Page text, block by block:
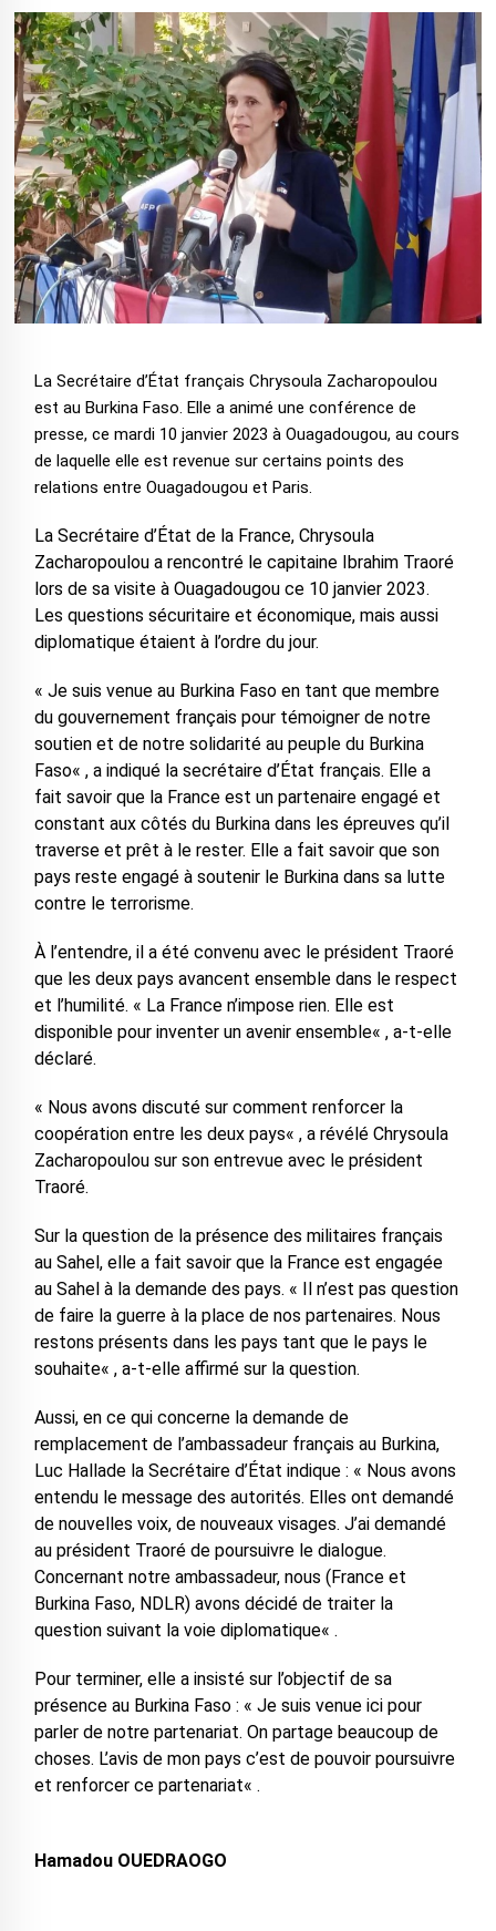
La Secrétaire d’État français Chrysoula Zacharopoulou
est au Burkina Faso. Elle a animé une conférence de
presse, ce mardi 10 janvier 2023 à Ouagadougou, au cours
de laquelle elle est revenue sur certains points des
relations entre Ouagadougou et Paris.
La Secrétaire d’État de la France, Chrysoula
Zacharopoulou a rencontré le capitaine Ibrahim Traoré
lors de sa visite à Ouagadougou ce 10 janvier 2023.
Les questions sécuritaire et économique, mais aussi
diplomatique étaient à l’ordre du jour.
« Je suis venue au Burkina Faso en tant que membre
du gouvernement français pour témoigner de notre
soutien et de notre solidarité au peuple du Burkina
Faso« , a indiqué la secrétaire d’État français. Elle a
fait savoir que la France est un partenaire engagé et
constant aux côtés du Burkina dans les épreuves qu’il
traverse et prêt à le rester. Elle a fait savoir que son
pays reste engagé à soutenir le Burkina dans sa lutte
contre le terrorisme.
À l’entendre, il a été convenu avec le président Traoré
que les deux pays avancent ensemble dans le respect
et l’humilité. « La France n’impose rien. Elle est
disponible pour inventer un avenir ensemble« , a-t-elle
déclaré.
« Nous avons discuté sur comment renforcer la
coopération entre les deux pays« , a révélé Chrysoula
Zacharopoulou sur son entrevue avec le président
Traoré.
Sur la question de la présence des militaires français
au Sahel, elle a fait savoir que la France est engagée
au Sahel à la demande des pays. « Il n’est pas question
de faire la guerre à la place de nos partenaires. Nous
restons présents dans les pays tant que le pays le
souhaite« , a-t-elle affirmé sur la question.
Aussi, en ce qui concerne la demande de
remplacement de l’ambassadeur français au Burkina,
Luc Hallade la Secrétaire d’État indique : « Nous avons
entendu le message des autorités. Elles ont demandé
de nouvelles voix, de nouveaux visages. J’ai demandé
au président Traoré de poursuivre le dialogue.
Concernant notre ambassadeur, nous (France et
Burkina Faso, NDLR) avons décidé de traiter la
question suivant la voie diplomatique« .
Pour terminer, elle a insisté sur l’objectif de sa
présence au Burkina Faso : « Je suis venue ici pour
parler de notre partenariat. On partage beaucoup de
choses. L’avis de mon pays c’est de pouvoir poursuivre
et renforcer ce partenariat« .
Hamadou OUEDRAOGO